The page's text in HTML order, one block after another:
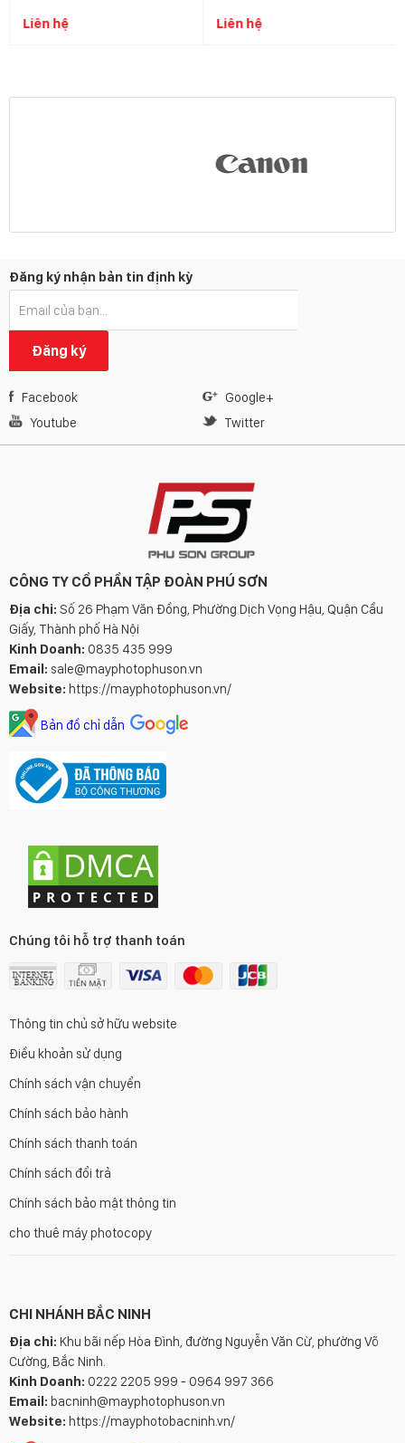
Liên hệ Liên hệ
Đăng ký nhận bản tin định kỳ
Đăng ký
Facebook
Google+
Youtube
Twitter
CÔNG TY CỔ PHẦN TẬP ĐOÀN PHÚ SƠN
Địa chỉ: Số 26 Phạm Văn Đồng, Phường Dịch Vọng Hậu, Quận Cầu
Giấy, Thành phố Hà Nội
Kinh Doanh: 0835 435 999
Email: sale@mayphotophuson.vn
Website: https://mayphotophuson.vn/
Bản đồ chỉ dẫn
Chúng tôi hỗ trợ thanh toán
Thông tin chủ sở hữu website
Điều khoản sử dụng
Chính sách vận chuyển
Chính sách bảo hành
Chính sách thanh toán
Chính sách đổi trả
Chính sách bảo mật thông tin
cho thuê máy photocopy
CHI NHÁNH BẮC NINH
Địa chỉ: Khu bãi nếp Hòa Đình, đường Nguyễn Văn Cừ, phường Võ
Cường, Bắc Ninh.
Kinh Doanh: 0222 2205 999 - 0964 997 366
Email: bacninh@mayphotophuson.vn
Website: https://mayphotobacninh.vn/